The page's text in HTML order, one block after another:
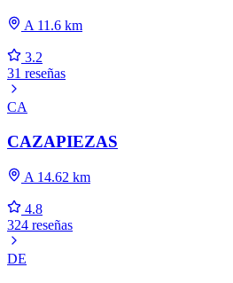
A 11.6 km
3.2
31 reseñas
CA
CAZAPIEZAS
A 14.62 km
4.8
324 reseñas
DE